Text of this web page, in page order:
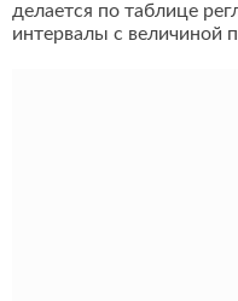
делается по таблице
интервалы с величиной